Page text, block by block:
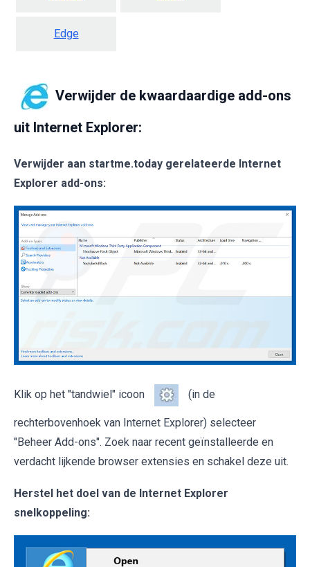
Edge
Verwijder de kwaardaardige add-ons
uit Internet Explorer:
Verwijder aan startme.today gerelateerde Internet
Explorer add-ons:
Klik op het "tandwiel" icoon (in de
rechterbovenhoek van Internet Explorer) selecteer
"Beheer Add-ons". Zoek naar recent geïnstalleerde en
verdacht lijkende browser extensies en schakel deze uit.
Herstel het doel van de Internet Explorer
snelkoppeling: